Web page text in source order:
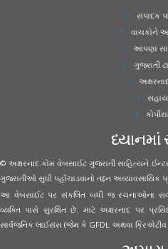
સંપાદક
વાચકોને
આપણા
ગુજરાતી
ધ્યાનમાં
© અક્ષરનાદ.કોમ વેબસાઈટ ગુજરાતી સાહિત્યને
ગુજરાતીઓ સુધી પહોંચાડવાનો તદ્દન અવ્યાવસાયિક
આ વેબસાઈટ પર સંકલિત બધી જ રચનાઓના
વ્યક્તિ પાસે સુરક્ષિત છે. માટે અક્ષરનાદ પર
સાર્વજનિક લાઈસંસ (જેમ કે GFDL અથવા